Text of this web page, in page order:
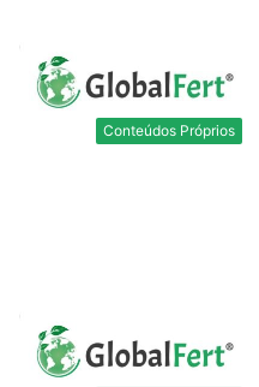
Conteúdos Próprios